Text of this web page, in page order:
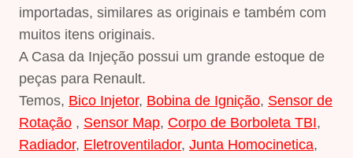
importadas, similares as originais e também com
muitos itens originais.
A Casa da Injeção possui um grande estoque de
peças para Renault.
Temos, Bico Injetor, Bobina de Ignição, Sensor de
Rotação , Sensor Map, Corpo de Borboleta TBI,
Radiador, Eletroventilador, Junta Homocinetica,